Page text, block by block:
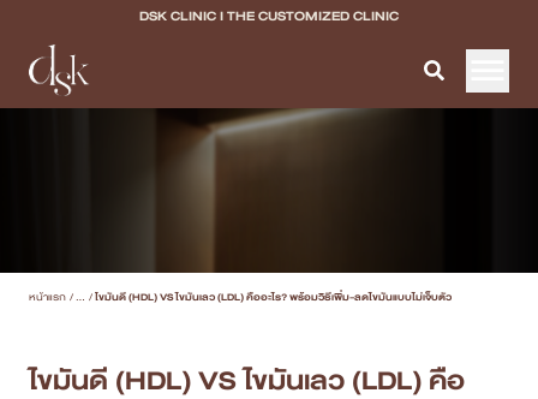
DSK CLINIC I THE CUSTOMIZED CLINIC
Program Filler & Lifting
Program Acne Scar
หน้าแรก /... /ไขมันดี (HDL) VS ไขมันเลว (LDL) คืออะไร? พร้อมวิธีเพิ่ม-ลดไขมันแบบไม่เจ็บตัว
ไขมันดี (HDL) VS ไขมันเลว (LDL) คือ